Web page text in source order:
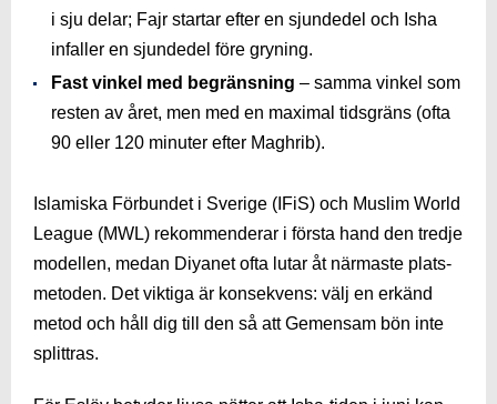
i sju delar; Fajr startar efter en sjundedel och Isha
infaller en sjundedel före gryning.
Fast vinkel med begränsning – samma vinkel som
resten av året, men med en maximal tidsgräns (ofta
90 eller 120 minuter efter Maghrib).
Islamiska Förbundet i Sverige (IFiS) och Muslim World
League (MWL) rekommenderar i första hand den tredje
modellen, medan Diyanet ofta lutar åt närmaste plats-
metoden. Det viktiga är konsekvens: välj en erkänd
metod och håll dig till den så att Gemensam bön inte
splittras.